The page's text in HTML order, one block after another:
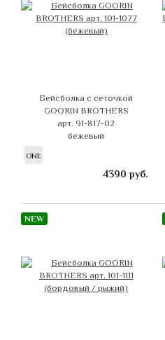
Бейсболка с сеточкой
GOORIN BROTHERS
арт. 91-817-02
бежевый
ONE
4390 руб.
NEW